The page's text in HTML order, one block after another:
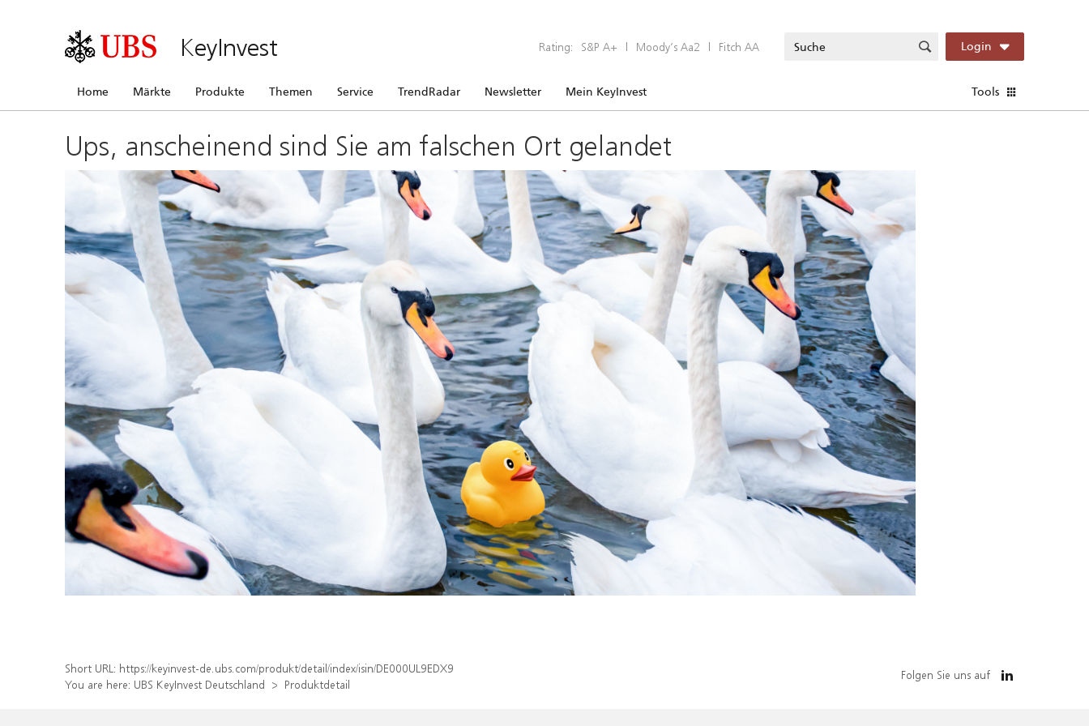
KeyInvest Rating: S&P A+ | Moody’s Aa2 | Fitch AA Login
Home Märkte Produkte Themen Service TrendRadar Newsletter Mein KeyInvest Tools
Ups, anscheinend sind Sie am falschen Ort gelandet
Short URL: https://keyinvest-de.ubs.com/produkt/detail/index/isin/DE000UL9EDX9
You are here: UBS KeyInvest Deutschland Produktdetail
Folgen Sie uns auf